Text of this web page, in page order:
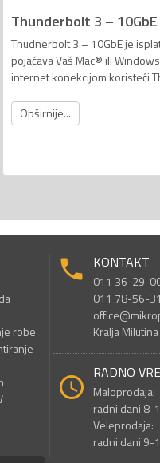
Thunderbolt 3 –
Thudnerbolt 3 – 10GbE je
pojačava Vaš Mac® ili
internet konekcijom koristeći
Opširnije...
robe
KONTAKT
011 36-29-
011 78-56-
Kralja
RADNO
Maloprodaja:
radni dani 8-
Veleprodaja:
radni dani 9-